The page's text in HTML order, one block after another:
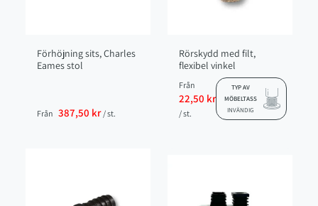
Förhöjning sits, Charles
Eames stol
Från 387,50 kr / st.
Rörskydd med filt,
flexibel vinkel
Från
22,50 kr
/ st.
TYP AV
MÖBELTASS
INVÄNDIG